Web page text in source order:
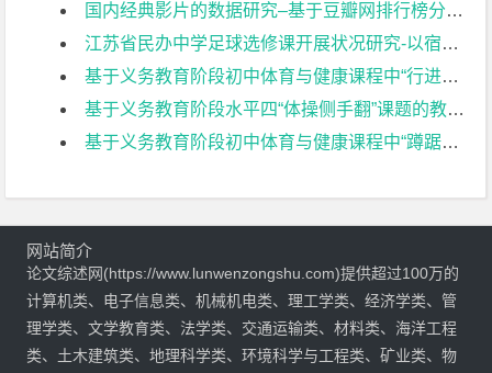
国内经典影片的数据研究–基于豆瓣网排行榜分析文献综述
江苏省民办中学足球选修课开展状况研究-以宿迁市致远中学为例文献综述
基于义务教育阶段初中体育与健康课程中“行进间单手肩上投篮”的教学研究文献综述
基于义务教育阶段水平四“体操侧手翻”课题的教学研究文献综述
基于义务教育阶段初中体育与健康课程中“蹲踞式跳远”的教学研究文献综述
网站简介
论文综述网(https://www.lunwenzongshu.com)提供超过100万的
计算机类、电子信息类、机械机电类、理工学类、经济学类、管
理学类、文学教育类、法学类、交通运输类、材料类、海洋工程
类、土木建筑类、地理科学类、环境科学与工程类、矿业类、物